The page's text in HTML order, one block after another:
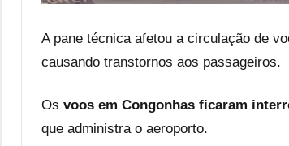
A pane técnica afetou a circulação de
causando transtornos aos passageiros.
Os voos em Congonhas ficaram
que administra o aeroporto.